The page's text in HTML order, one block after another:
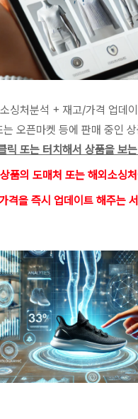
싱처분석 + 재고/가격 업데
는 오픈마켓 등에 판매 중인
릭 또는 터치해서 상품을 보
품의 도매처 또는 해외소싱
격을 즉시 업데이트 해주는